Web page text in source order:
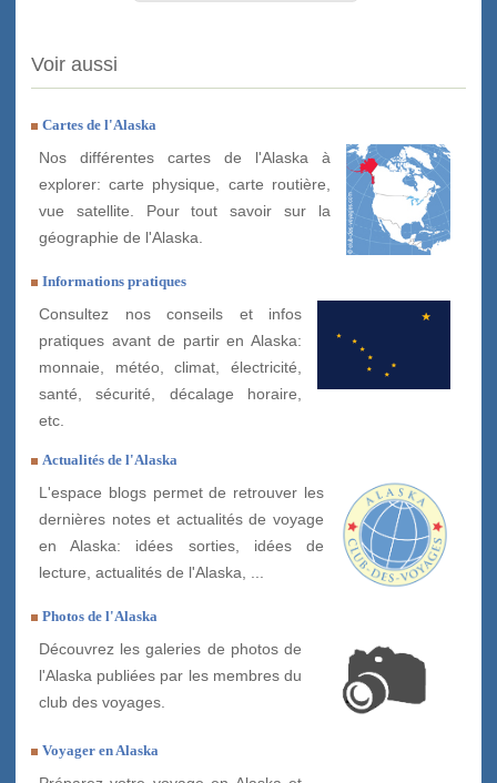
Voir aussi
Cartes de l'Alaska
Nos différentes cartes de l'Alaska à
explorer: carte physique, carte routière,
vue satellite. Pour tout savoir sur la
géographie de l'Alaska.
Informations pratiques
Consultez nos conseils et infos
pratiques avant de partir en Alaska:
monnaie, météo, climat, électricité,
santé, sécurité, décalage horaire,
etc.
Actualités de l'Alaska
L'espace blogs permet de retrouver les
dernières notes et actualités de voyage
en Alaska: idées sorties, idées de
lecture, actualités de l'Alaska, ...
Photos de l'Alaska
Découvrez les galeries de photos de
l'Alaska publiées par les membres du
club des voyages.
Voyager en Alaska